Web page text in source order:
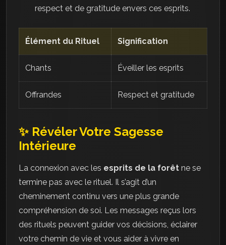
respect et de gratitude envers ces esprits.
Élément du Rituel Signification
Chants Éveiller les esprits
Offrandes Respect et gratitude
✨ Révéler Votre Sagesse
Intérieure
La connexion avec les esprits de la forêt ne se
termine pas avec le rituel. Il s’agit d’un
cheminement continu vers une plus grande
compréhension de soi. Les messages reçus lors
des rituels peuvent guider vos décisions, éclairer
votre chemin de vie et vous aider à vivre en